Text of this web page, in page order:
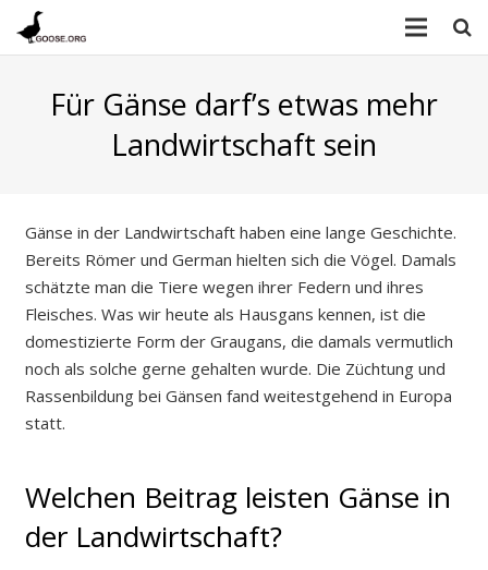
Für Gänse darf’s etwas mehr
Landwirtschaft sein
Gänse in der Landwirtschaft haben eine lange Geschichte.
Bereits Römer und German hielten sich die Vögel. Damals
schätzte man die Tiere wegen ihrer Federn und ihres
Fleisches. Was wir heute als Hausgans kennen, ist die
domestizierte Form der Graugans, die damals vermutlich
noch als solche gerne gehalten wurde. Die Züchtung und
Rassenbildung bei Gänsen fand weitestgehend in Europa
statt.
Welchen Beitrag leisten Gänse in
der Landwirtschaft?